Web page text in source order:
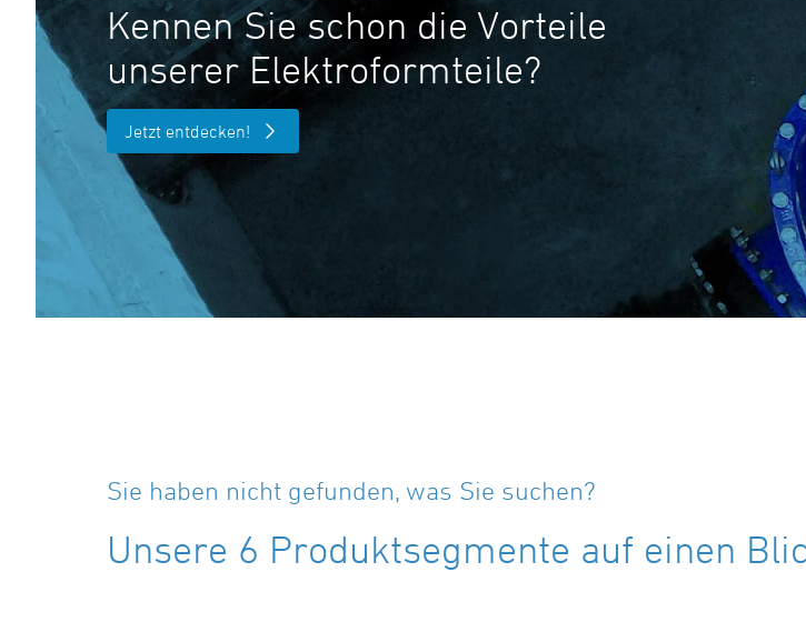
Kennen Sie schon die Vorteile
unserer Elektroformteile?
Jetzt entdecken!
Sie haben nicht gefunden, was Sie suchen?
Unsere 6 Produktsegmente auf einen